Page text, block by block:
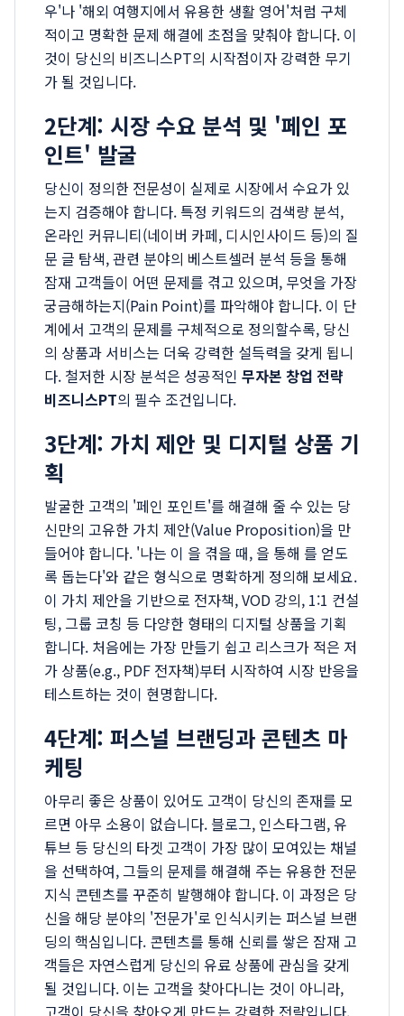
우'나 '해외 여행지에서 유용한 생활 영어'처럼 구체
적이고 명확한 문제 해결에 초점을 맞춰야 합니다. 이
것이 당신의 비즈니스PT의 시작점이자 강력한 무기
가 될 것입니다.
2단계: 시장 수요 분석 및 '페인 포
인트' 발굴
당신이 정의한 전문성이 실제로 시장에서 수요가 있
는지 검증해야 합니다. 특정 키워드의 검색량 분석,
온라인 커뮤니티(네이버 카페, 디시인사이드 등)의 질
문 글 탐색, 관련 분야의 베스트셀러 분석 등을 통해
잠재 고객들이 어떤 문제를 겪고 있으며, 무엇을 가장
궁금해하는지(Pain Point)를 파악해야 합니다. 이 단
계에서 고객의 문제를 구체적으로 정의할수록, 당신
의 상품과 서비스는 더욱 강력한 설득력을 갖게 됩니
다. 철저한 시장 분석은 성공적인 무자본 창업 전략
비즈니스PT의 필수 조건입니다.
3단계: 가치 제안 및 디지털 상품 기
획
발굴한 고객의 '페인 포인트'를 해결해 줄 수 있는 당
신만의 고유한 가치 제안(Value Proposition)을 만
들어야 합니다. '나는 이 을 겪을 때, 을 통해 를 얻도
록 돕는다'와 같은 형식으로 명확하게 정의해 보세요.
이 가치 제안을 기반으로 전자책, VOD 강의, 1:1 컨설
팅, 그룹 코칭 등 다양한 형태의 디지털 상품을 기획
합니다. 처음에는 가장 만들기 쉽고 리스크가 적은 저
가 상품(e.g., PDF 전자책)부터 시작하여 시장 반응을
테스트하는 것이 현명합니다.
4단계: 퍼스널 브랜딩과 콘텐츠 마
케팅
아무리 좋은 상품이 있어도 고객이 당신의 존재를 모
르면 아무 소용이 없습니다. 블로그, 인스타그램, 유
튜브 등 당신의 타겟 고객이 가장 많이 모여있는 채널
을 선택하여, 그들의 문제를 해결해 주는 유용한 전문
지식 콘텐츠를 꾸준히 발행해야 합니다. 이 과정은 당
신을 해당 분야의 '전문가'로 인식시키는 퍼스널 브랜
딩의 핵심입니다. 콘텐츠를 통해 신뢰를 쌓은 잠재 고
객들은 자연스럽게 당신의 유료 상품에 관심을 갖게
될 것입니다. 이는 고객을 찾아다니는 것이 아니라,
고객이 당신을 찾아오게 만드는 강력한 전략입니다.